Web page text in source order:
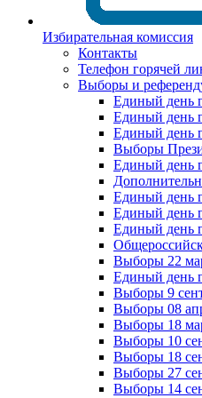
Избирательная комиссия
Контакты
Телефон горячей
Выборы и
Единый день
Единый день
Единый день
Выборы
Единый день
Единый день
Единый день
Единый день
Выборы 22
Единый день
Выборы 9
Выборы 08
Выборы 18
Выборы 10
Выборы 18
Выборы 27
Выборы 14